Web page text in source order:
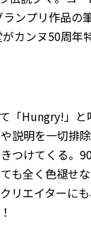
ンプリ作品の
カンヌ50周年
「Hungry!」
説明を一切排
つけてくる。
も全く色褪せ
リエイターに